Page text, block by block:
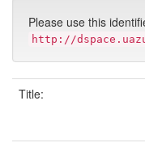
Please use this
http://
Title: